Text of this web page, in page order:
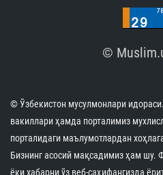
©
© Ўзбекистон мусулмонлари
вакиллари ҳамда порталимиз
порталидаги маълумотлардан
Бизнинг асосий мақсадимиз ҳам шу.
ёки хабарни ўз веб-саҳифангизда